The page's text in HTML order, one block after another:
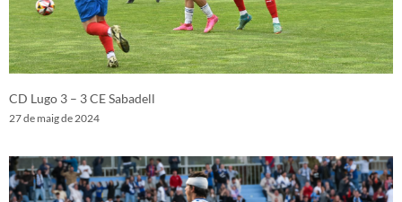
CD Lugo 3 – 3 CE Sabadell
27 de maig de 2024